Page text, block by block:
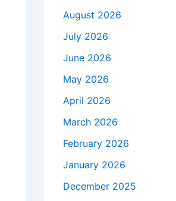
August 2026
July 2026
June 2026
May 2026
April 2026
March 2026
February 2026
January 2026
December 2025